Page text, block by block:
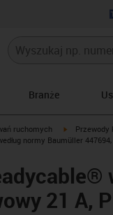
Branże
ruchomych igus-icon-
Przewody
normy Baumüller
21 A,